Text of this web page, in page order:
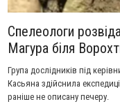
Спелеологи
Магура біля
Група дослідників під
Касьяна здійснила
раніше не описану печеру.